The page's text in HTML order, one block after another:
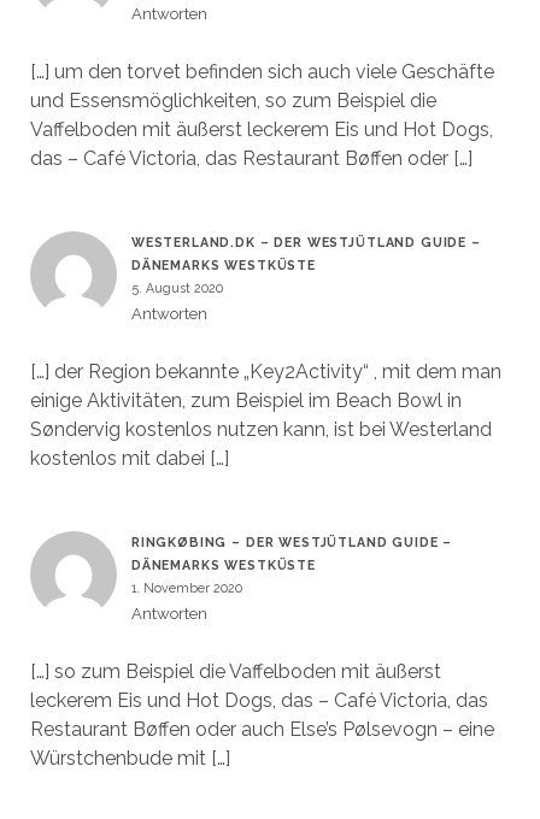
Antworten
[…] um den torvet befinden sich auch viele Geschäfte
und Essensmöglichkeiten, so zum Beispiel die
Vaffelboden mit äußerst leckerem Eis und Hot Dogs,
das – Café Victoria, das Restaurant Bøffen oder […]
WESTERLAND.DK – DER WESTJÜTLAND GUIDE –
DÄNEMARKS WESTKÜSTE
5. August 2020
Antworten
[…] der Region bekannte „Key2Activity“ , mit dem man
einige Aktivitäten, zum Beispiel im Beach Bowl in
Søndervig kostenlos nutzen kann, ist bei Westerland
kostenlos mit dabei […]
RINGKØBING – DER WESTJÜTLAND GUIDE –
DÄNEMARKS WESTKÜSTE
1. November 2020
Antworten
[…] so zum Beispiel die Vaffelboden mit äußerst
leckerem Eis und Hot Dogs, das – Café Victoria, das
Restaurant Bøffen oder auch Else’s Pølsevogn – eine
Würstchenbude mit […]